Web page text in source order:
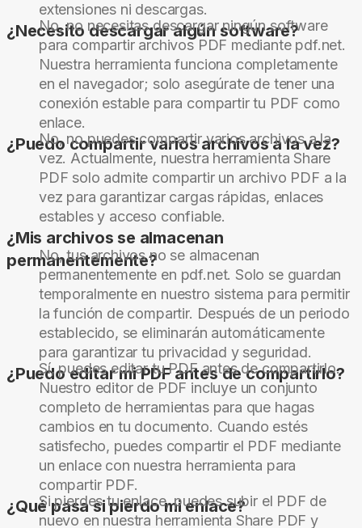
extensiones ni descargas.
¿Necesito descargar algún software?
No, no necesitas descargar ningún software
para compartir archivos PDF mediante pdf.net.
Nuestra herramienta funciona completamente
en el navegador; solo asegúrate de tener una
conexión estable para compartir tu PDF como
enlace.
¿Puedo compartir varios archivos a la vez?
No, no puedes compartir varios archivos a la
vez. Actualmente, nuestra herramienta Share
PDF solo admite compartir un archivo PDF a la
vez para garantizar cargas rápidas, enlaces
estables y acceso confiable.
¿Mis archivos se almacenan
permanentemente?
No, tus archivos no se almacenan
permanentemente en pdf.net. Solo se guardan
temporalmente en nuestro sistema para permitir
la función de compartir. Después de un periodo
establecido, se eliminarán automáticamente
para garantizar tu privacidad y seguridad.
¿Puedo editar mi PDF antes de compartirlo?
Sí, puedes editar tu PDF antes de compartirlo.
Nuestro editor de PDF incluye un conjunto
completo de herramientas para que hagas
cambios en tu documento. Cuando estés
satisfecho, puedes compartir el PDF mediante
un enlace con nuestra herramienta para
compartir PDF.
¿Qué pasa si pierdo mi enlace?
Si pierdes tu enlace, puedes subir el PDF de
nuevo en nuestra herramienta Share PDF y